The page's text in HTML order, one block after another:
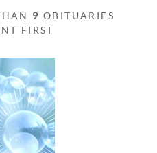
9 OBITUARIES
FIRST